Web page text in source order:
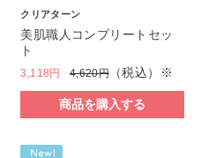
クリアターン
美肌職人コンプリートセッ
ト
3,118円 4,620円 （税込）※
商品を購入する